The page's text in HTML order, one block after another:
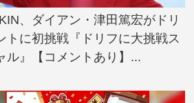
、ダイアン・津田篤宏がドリ
トに初挑戦『ドリフに大挑戦ス
ル』【コメントあり】...